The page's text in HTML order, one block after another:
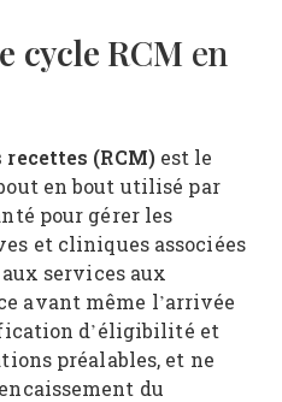
cycle RCM en
(RCM) est le
en bout utilisé par
pour gérer les
et cliniques associées
services aux
avant même l’arrivée
d’éligibilité et
préalables, et ne
du